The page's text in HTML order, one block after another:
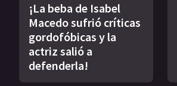
¡La beba de Isabel
Macedo sufrió críticas
gordofóbicas y la
actriz salió a
defenderla!